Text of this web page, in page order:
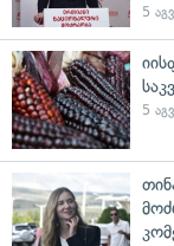
5
5